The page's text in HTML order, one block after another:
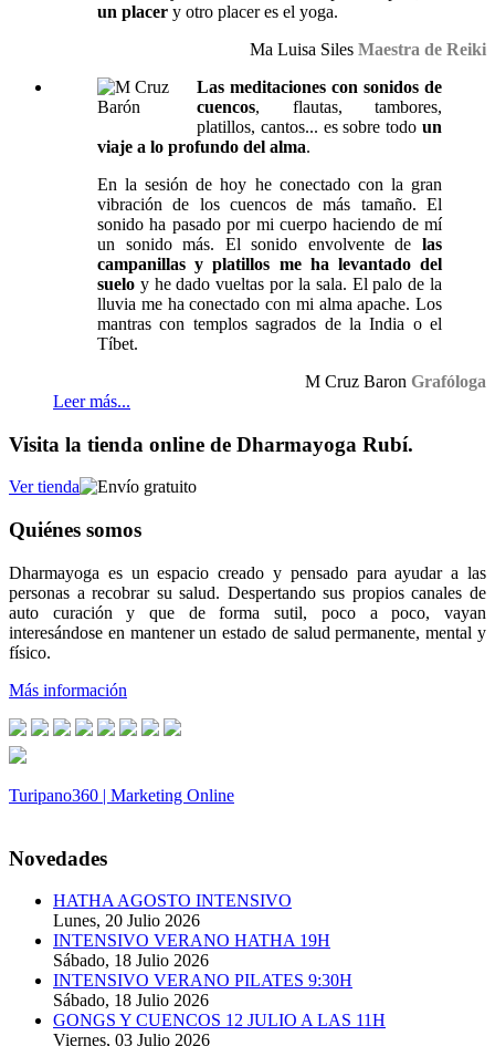
un placer y otro placer es el yoga.
Ma Luisa Siles Maestra de Reiki
Las meditaciones con sonidos de
cuencos, flautas, tambores,
platillos, cantos... es sobre todo un
viaje a lo profundo del alma.
En la sesión de hoy he conectado con la gran
vibración de los cuencos de más tamaño. El
sonido ha pasado por mi cuerpo haciendo de mí
un sonido más. El sonido envolvente de las
campanillas y platillos me ha levantado del
suelo y he dado vueltas por la sala. El palo de la
lluvia me ha conectado con mi alma apache. Los
mantras con templos sagrados de la India o el
Tíbet.
M Cruz Baron Grafóloga
Leer más...
Visita la tienda online de Dharmayoga Rubí.
Ver tienda
Quiénes somos
Dharmayoga es un espacio creado y pensado para ayudar a las
personas a recobrar su salud. Despertando sus propios canales de
auto curación y que de forma sutil, poco a poco, vayan
interesándose en mantener un estado de salud permanente, mental y
físico.
Más información
Turipano360 | Marketing Online
Novedades
HATHA AGOSTO INTENSIVO
Lunes, 20 Julio 2026
INTENSIVO VERANO HATHA 19H
Sábado, 18 Julio 2026
INTENSIVO VERANO PILATES 9:30H
Sábado, 18 Julio 2026
GONGS Y CUENCOS 12 JULIO A LAS 11H
Viernes, 03 Julio 2026